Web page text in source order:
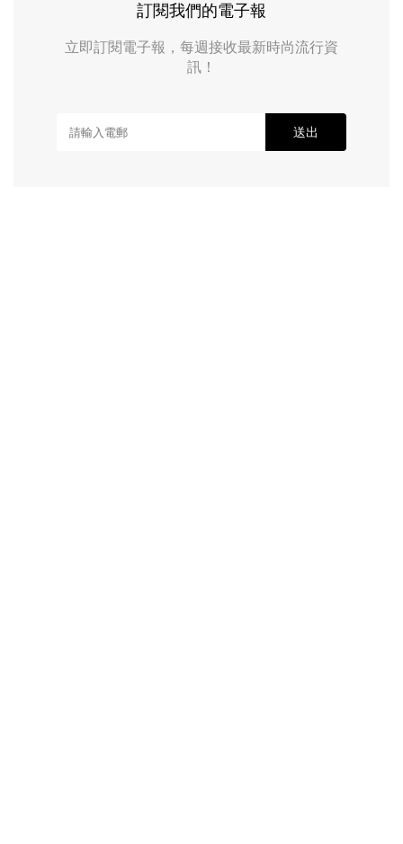
訂閱我們的電子報
立即訂閱電子報，每週接收最新時尚流行資
訊！
送出